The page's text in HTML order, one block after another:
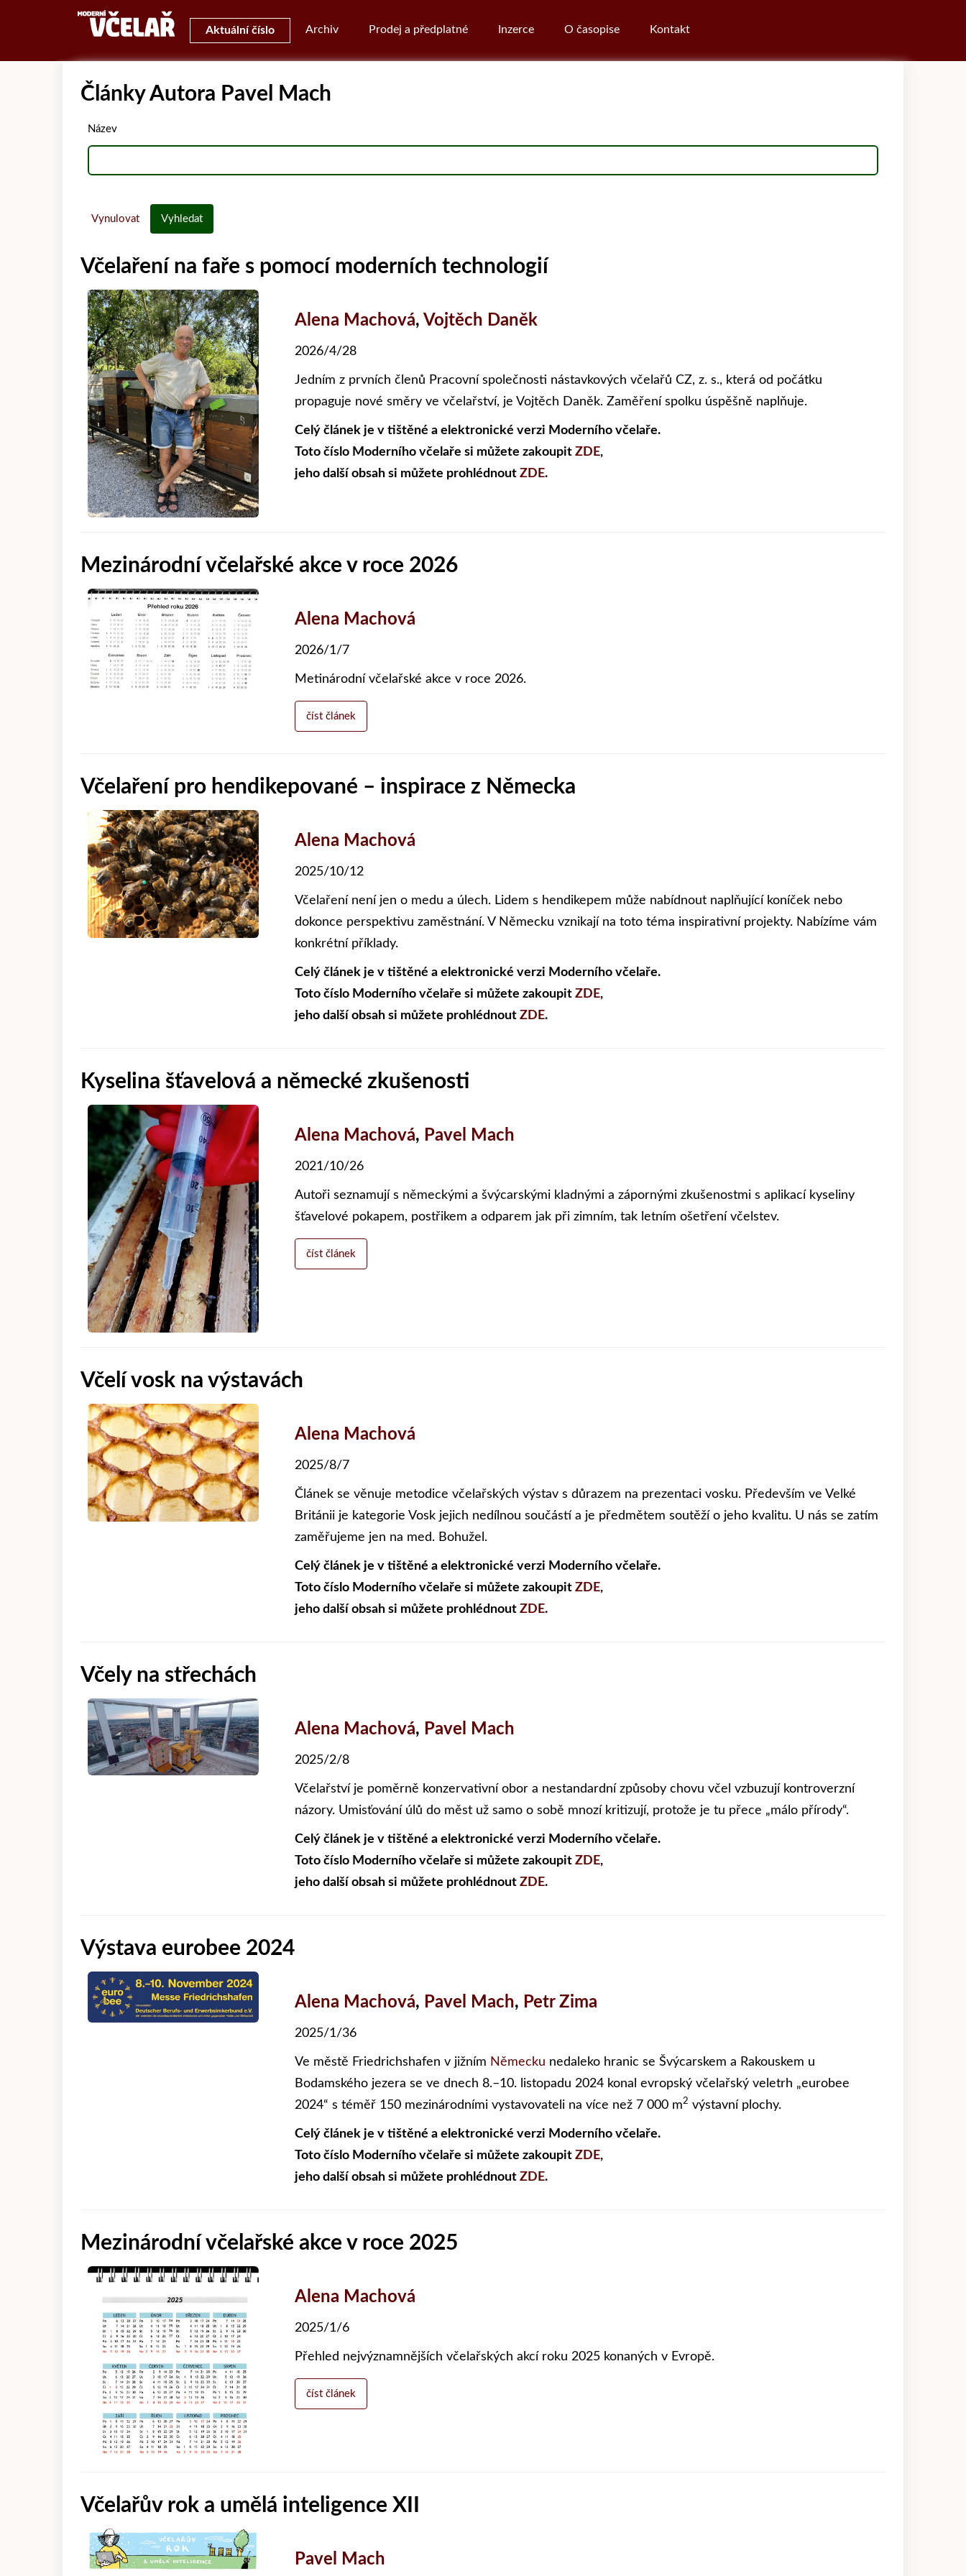
Aktuální číslo Archiv Prodej a předplatné Inzerce O časopise Kontakt
Články Autora Pavel Mach
Název
Vynulovat Vyhledat
Včelaření na faře s pomocí moderních technologií
Alena Machová, Vojtěch Daněk
2026/4/28
Jedním z prvních členů Pracovní společnosti nástavkových včelařů CZ, z. s., která od počátku
propaguje nové směry ve včelařství, je Vojtěch Daněk. Zaměření spolku úspěšně naplňuje.
Celý článek je v tištěné a elektronické verzi Moderního včelaře.
Toto číslo Moderního včelaře si můžete zakoupit ZDE,
jeho další obsah si můžete prohlédnout ZDE.
Mezinárodní včelařské akce v roce 2026
Alena Machová
2026/1/7
Metinárodní včelařské akce v roce 2026.
číst článek
Včelaření pro hendikepované – inspirace z Německa
Alena Machová
2025/10/12
Včelaření není jen o medu a úlech. Lidem s hendikepem může nabídnout naplňující koníček nebo
dokonce perspektivu zaměstnání. V Německu vznikají na toto téma inspirativní projekty. Nabízíme vám
konkrétní příklady.
Celý článek je v tištěné a elektronické verzi Moderního včelaře.
Toto číslo Moderního včelaře si můžete zakoupit ZDE,
jeho další obsah si můžete prohlédnout ZDE.
Kyselina šťavelová a německé zkušenosti
Alena Machová, Pavel Mach
2021/10/26
Autoři seznamují s německými a švýcarskými kladnými a zápornými zkušenostmi s aplikací kyseliny
šťavelové pokapem, postřikem a odparem jak při zimním, tak letním ošetření včelstev.
číst článek
Včelí vosk na výstavách
Alena Machová
2025/8/7
Článek se věnuje metodice včelařských výstav s důrazem na prezentaci vosku. Především ve Velké
Británii je kategorie Vosk jejich nedílnou součástí a je předmětem soutěží o jeho kvalitu. U nás se zatím
zaměřujeme jen na med. Bohužel.
Celý článek je v tištěné a elektronické verzi Moderního včelaře.
Toto číslo Moderního včelaře si můžete zakoupit ZDE,
jeho další obsah si můžete prohlédnout ZDE.
Včely na střechách
Alena Machová, Pavel Mach
2025/2/8
Včelařství je poměrně konzervativní obor a nestandardní způsoby chovu včel vzbuzují kontroverzní
názory. Umisťování úlů do měst už samo o sobě mnozí kritizují, protože je tu přece „málo přírody“.
Celý článek je v tištěné a elektronické verzi Moderního včelaře.
Toto číslo Moderního včelaře si můžete zakoupit ZDE,
jeho další obsah si můžete prohlédnout ZDE.
Výstava eurobee 2024
Alena Machová, Pavel Mach, Petr Zima
2025/1/36
Ve městě Friedrichshafen v jižním Německu nedaleko hranic se Švýcarskem a Rakouskem u
Bodamského jezera se ve dnech 8.–10. listopadu 2024 konal evropský včelařský veletrh „eurobee
2024“ s téměř 150 mezinárodními vystavovateli na více než 7 000 m2 výstavní plochy.
Celý článek je v tištěné a elektronické verzi Moderního včelaře.
Toto číslo Moderního včelaře si můžete zakoupit ZDE,
jeho další obsah si můžete prohlédnout ZDE.
Mezinárodní včelařské akce v roce 2025
Alena Machová
2025/1/6
Přehled nejvýznamnějších včelařských akcí roku 2025 konaných v Evropě.
číst článek
Včelařův rok a umělá inteligence XII
Pavel Mach